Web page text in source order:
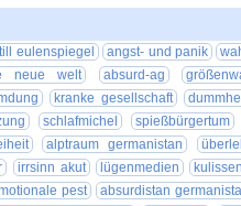
till eulenspiegel angst- und panik
neue welt absurd-ag
kranke gesellschaft
schlafmichel
spießbürgertum
alptraum germanistan
irrsinn akut lügenmedien
pest
absurdistan